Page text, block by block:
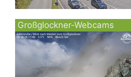
Großglockner-Webcams